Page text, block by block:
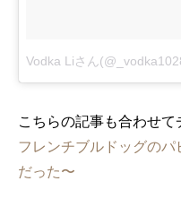
Vodka Liさん
こちらの記事も合わせて
フレンチブルドッグの
だった〜